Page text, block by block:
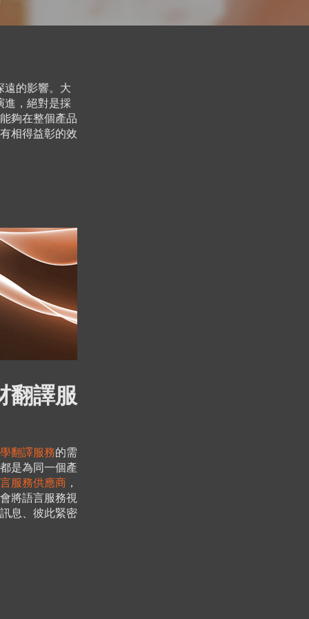
的影響。大
進，絕對是採
夠在整個產品
相得益彰的效
翻譯服
翻譯服務的需
是為同一個產
服務供應商 ，
將語言服務視
息、彼此緊密